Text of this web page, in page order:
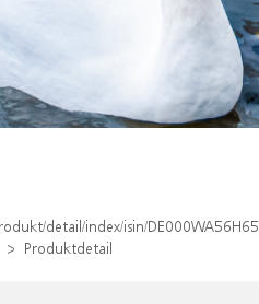
detail/index/isin/DE000WA56H65
Produktdetail